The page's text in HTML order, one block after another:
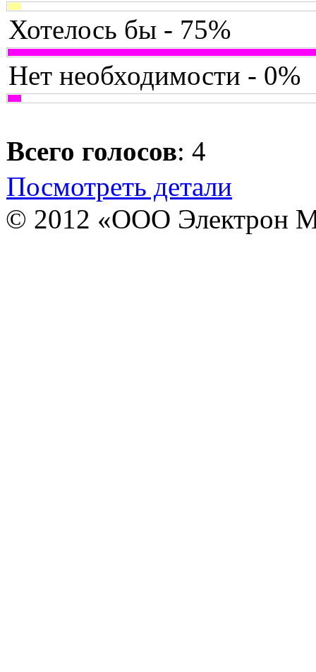
Хотелось бы - 75%
Нет необходимости - 0%
Всего голосов: 4
Посмотреть детали
© 2012 «ООО Электрон